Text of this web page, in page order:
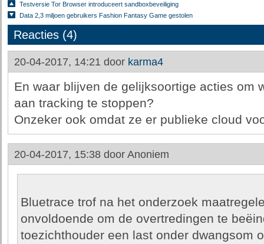
Testversie Tor Browser introduceert sandboxbeveiliging
Data 2,3 miljoen gebruikers Fashion Fantasy Game gestolen
Reacties (4)
20-04-2017, 14:21 door karma4
En waar blijven de gelijksoortige acties om
aan tracking te stoppen?
Onzeker ook omdat ze er publieke cloud
20-04-2017, 15:38 door Anoniem
Bluetrace trof na het onderzoek
onvoldoende om de overtredingen te
toezichthouder een last onder dwangsom